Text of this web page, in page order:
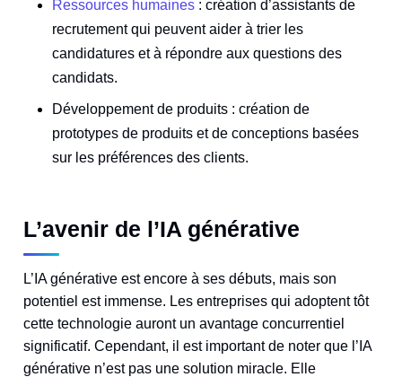
Ressources humaines : création d’assistants de
recrutement qui peuvent aider à trier les
candidatures et à répondre aux questions des
candidats.
Développement de produits : création de
prototypes de produits et de conceptions basées
sur les préférences des clients.
L’avenir de l’IA générative
L’IA générative est encore à ses débuts, mais son
potentiel est immense. Les entreprises qui adoptent tôt
cette technologie auront un avantage concurrentiel
significatif. Cependant, il est important de noter que l’IA
générative n’est pas une solution miracle. Elle